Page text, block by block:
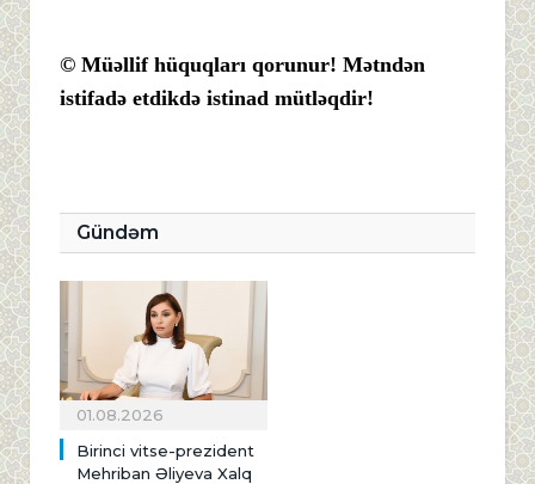
© Müəllif hüquqları qorunur! Mətndən
istifadə etdikdə istinad mütləqdir!
Gündəm
01.08.2026
Birinci vitse-prezident
Mehriban Əliyeva Xalq